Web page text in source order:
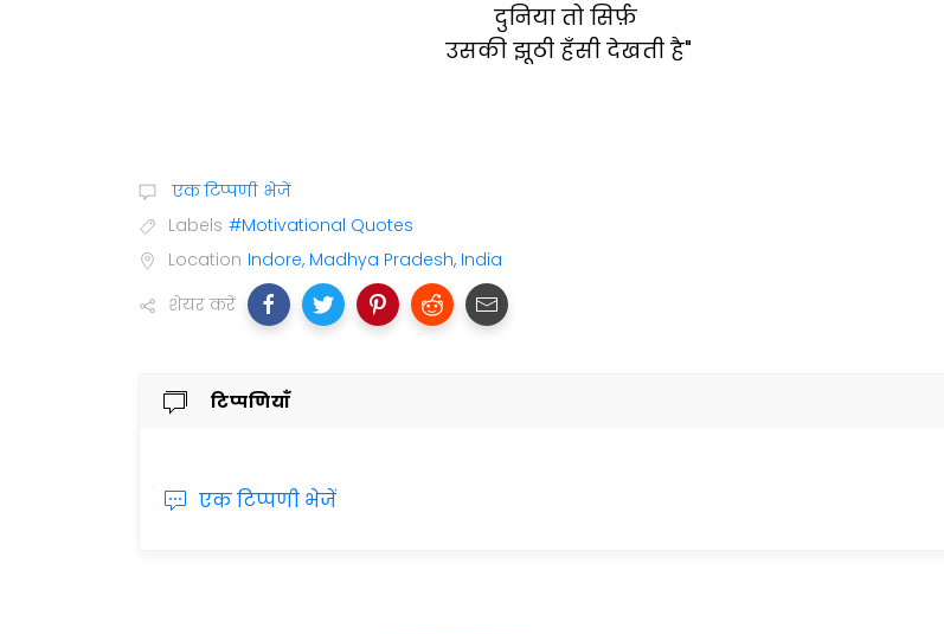
दुनिया तो सिर्फ़
उसकी झूठी हँसी देखती है"
एक टिप्पणी भेजें
Labels #Motivational Quotes
Location Indore, Madhya Pradesh, India
शेयर करें
टिप्पणियाँ
एक टिप्पणी भेजें